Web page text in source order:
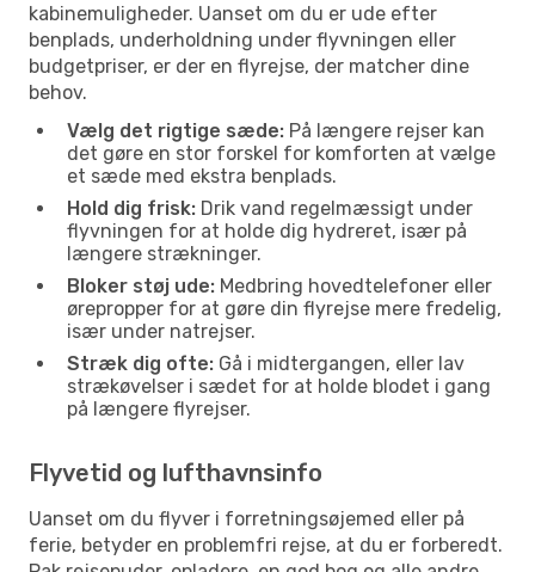
kabinemuligheder. Uanset om du er ude efter
benplads, underholdning under flyvningen eller
budgetpriser, er der en flyrejse, der matcher dine
behov.
Vælg det rigtige sæde: På længere rejser kan
det gøre en stor forskel for komforten at vælge
et sæde med ekstra benplads.
Hold dig frisk: Drik vand regelmæssigt under
flyvningen for at holde dig hydreret, især på
længere strækninger.
Bloker støj ude: Medbring hovedtelefoner eller
ørepropper for at gøre din flyrejse mere fredelig,
især under natrejser.
Stræk dig ofte: Gå i midtergangen, eller lav
strækøvelser i sædet for at holde blodet i gang
på længere flyrejser.
Flyvetid og lufthavnsinfo
Uanset om du flyver i forretningsøjemed eller på
ferie, betyder en problemfri rejse, at du er forberedt.